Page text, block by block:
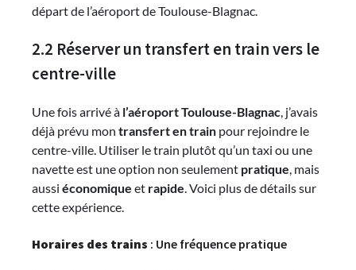
départ de l’aéroport de Toulouse-Blagnac.
2.2 Réserver un transfert en train vers le
centre-ville
Une fois arrivé à l’aéroport Toulouse-Blagnac, j’avais
déjà prévu mon transfert en train pour rejoindre le
centre-ville. Utiliser le train plutôt qu’un taxi ou une
navette est une option non seulement pratique, mais
aussi économique et rapide. Voici plus de détails sur
cette expérience.
Horaires des trains : Une fréquence pratique